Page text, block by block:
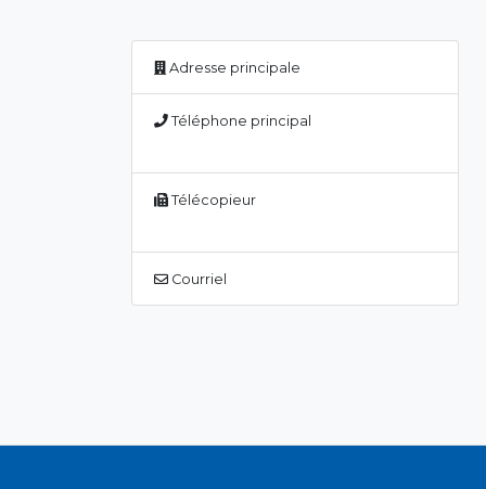
Adresse principale
Téléphone principal
Télécopieur
Courriel